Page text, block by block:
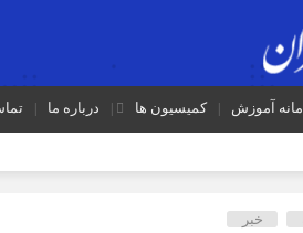
آموزش کمیسیون ها درباره ما
خبر